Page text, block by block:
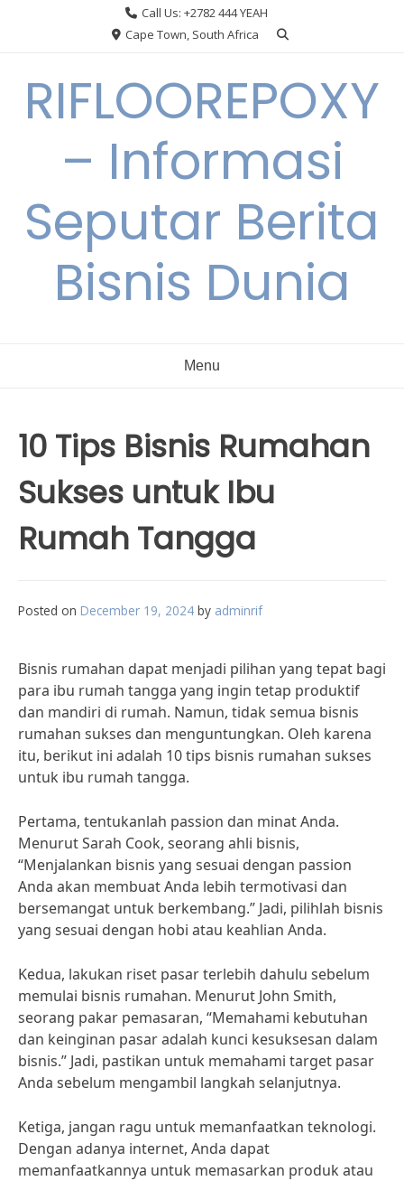
Call Us: +2782 444 YEAH
Cape Town, South Africa
RIFLOOREPOXY
– Informasi
Seputar Berita
Bisnis Dunia
Menu
10 Tips Bisnis Rumahan
Sukses untuk Ibu
Rumah Tangga
Posted on December 19, 2024 by adminrif
Bisnis rumahan dapat menjadi pilihan yang tepat bagi
para ibu rumah tangga yang ingin tetap produktif
dan mandiri di rumah. Namun, tidak semua bisnis
rumahan sukses dan menguntungkan. Oleh karena
itu, berikut ini adalah 10 tips bisnis rumahan sukses
untuk ibu rumah tangga.
Pertama, tentukanlah passion dan minat Anda.
Menurut Sarah Cook, seorang ahli bisnis,
“Menjalankan bisnis yang sesuai dengan passion
Anda akan membuat Anda lebih termotivasi dan
bersemangat untuk berkembang.” Jadi, pilihlah bisnis
yang sesuai dengan hobi atau keahlian Anda.
Kedua, lakukan riset pasar terlebih dahulu sebelum
memulai bisnis rumahan. Menurut John Smith,
seorang pakar pemasaran, “Memahami kebutuhan
dan keinginan pasar adalah kunci kesuksesan dalam
bisnis.” Jadi, pastikan untuk memahami target pasar
Anda sebelum mengambil langkah selanjutnya.
Ketiga, jangan ragu untuk memanfaatkan teknologi.
Dengan adanya internet, Anda dapat
memanfaatkannya untuk memasarkan produk atau